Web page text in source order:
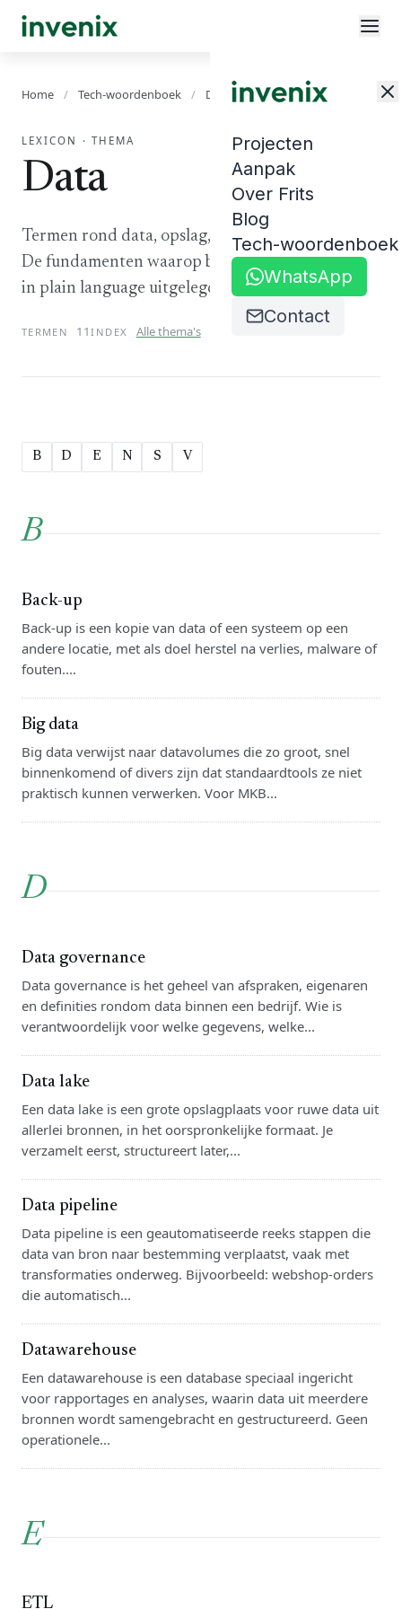
Projecten
Aanpak
Over Frits
Blog
Tech-woordenboek
WhatsApp
Contact
Home / Tech-woordenboek / Data
LEXICON · THEMA
Data
Termen rond data, opslag, verwerking en analyse.
De fundamenten waarop bedrijfssoftware draait,
in plain language uitgelegd.
TERMEN 11INDEX Alle thema's
B D E N S V
B
Back-up
Back-up is een kopie van data of een systeem op een
andere locatie, met als doel herstel na verlies, malware of
fouten....
Big data
Big data verwijst naar datavolumes die zo groot, snel
binnenkomend of divers zijn dat standaardtools ze niet
praktisch kunnen verwerken. Voor MKB...
D
Data governance
Data governance is het geheel van afspraken, eigenaren
en definities rondom data binnen een bedrijf. Wie is
verantwoordelijk voor welke gegevens, welke...
Data lake
Een data lake is een grote opslagplaats voor ruwe data uit
allerlei bronnen, in het oorspronkelijke formaat. Je
verzamelt eerst, structureert later,...
Data pipeline
Data pipeline is een geautomatiseerde reeks stappen die
data van bron naar bestemming verplaatst, vaak met
transformaties onderweg. Bijvoorbeeld: webshop-orders
die automatisch...
Datawarehouse
Een datawarehouse is een database speciaal ingericht
voor rapportages en analyses, waarin data uit meerdere
bronnen wordt samengebracht en gestructureerd. Geen
operationele...
E
ETL